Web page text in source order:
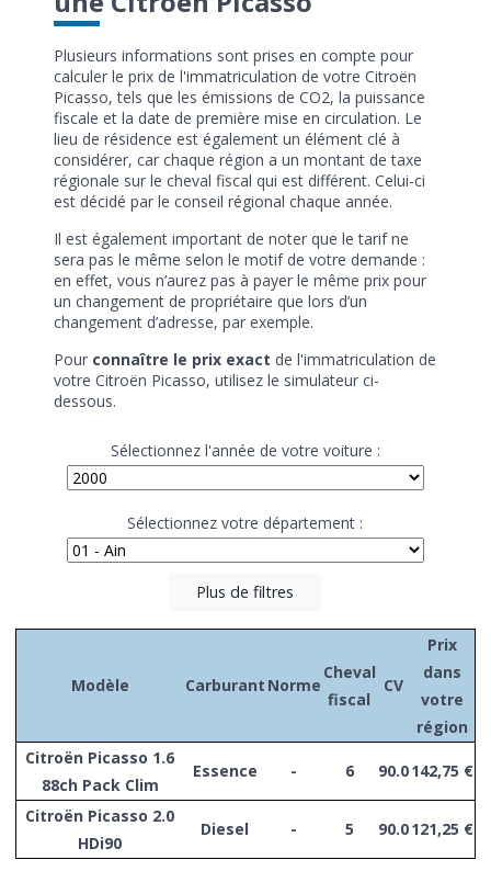
Plusieurs informations sont prises en compte pour
calculer le prix de l'immatriculation de votre Citroën
Picasso, tels que les émissions de CO2, la puissance
fiscale et la date de première mise en circulation. Le
lieu de résidence est également un élément clé à
considérer, car chaque région a un montant de taxe
régionale sur le cheval fiscal qui est différent. Celui-ci
est décidé par le conseil régional chaque année.
Il est également important de noter que le tarif ne
sera pas le même selon le motif de votre demande :
en effet, vous n’aurez pas à payer le même prix pour
un changement de propriétaire que lors d’un
changement d’adresse, par exemple.
Pour connaître le prix exact de l'immatriculation de
votre Citroën Picasso, utilisez le simulateur ci-
dessous.
Sélectionnez l'année de votre voiture :
Sélectionnez votre département :
Plus de filtres
Modèle Carburant Norme
Cheval
fiscal
CV
Prix
dans
votre
région
Citroën Picasso 1.6
88ch Pack Clim
Essence - 6 90.0142,75 €
Citroën Picasso 2.0
HDi90
Diesel - 5 90.0121,25 €